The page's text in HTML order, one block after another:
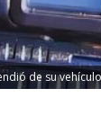
de su